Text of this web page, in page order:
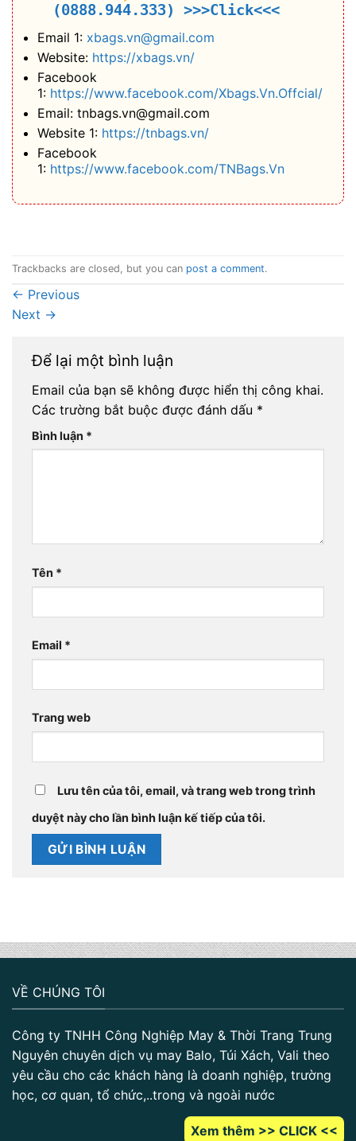
(0888.944.333) >>>Click<<<
Email 1: xbags.vn@gmail.com
Website: https://xbags.vn/
Facebook
1: https://www.facebook.com/Xbags.Vn.Offcial/
Email: tnbags.vn@gmail.com
Website 1: https://tnbags.vn/
Facebook
1: https://www.facebook.com/TNBags.Vn
Trackbacks are closed, but you can post a comment.
← Previous
Next →
Để lại một bình luận
Email của bạn sẽ không được hiển thị công khai.
Các trường bắt buộc được đánh dấu *
Bình luận *
Tên *
Email *
Trang web
Lưu tên của tôi, email, và trang web trong trình
duyệt này cho lần bình luận kế tiếp của tôi.
VỀ CHÚNG TÔI
Công ty TNHH Công Nghiệp May & Thời Trang Trung
Nguyên chuyên dịch vụ may Balo, Túi Xách, Vali theo
yêu cầu cho các khách hàng là doanh nghiệp, trường
học, cơ quan, tổ chức,..trong và ngoài nước
Xem thêm >> CLICK <<